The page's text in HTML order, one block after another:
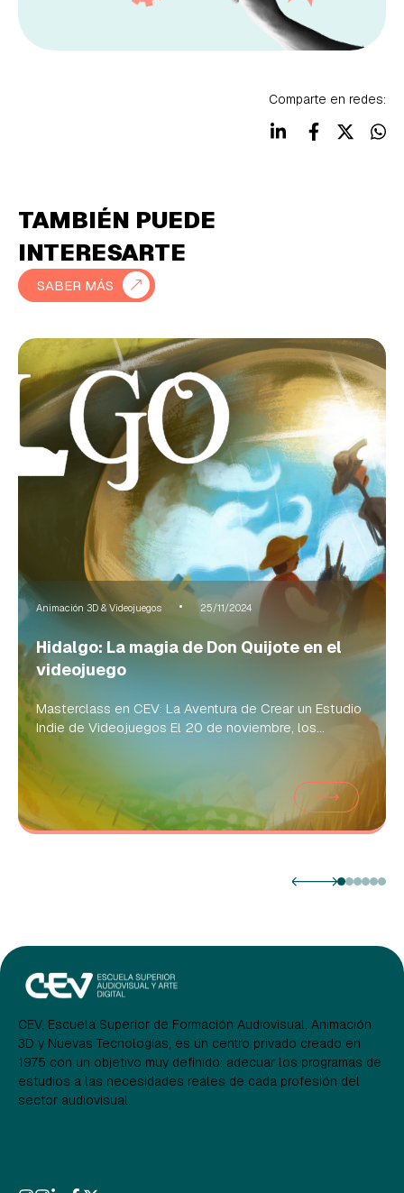
Comparte en redes:
TAMBIÉN PUEDE
INTERESARTE
SABER MÁS
Animación 3D & Videojuegos 25/11/2024
Hidalgo: La magia de Don Quijote en el
videojuego
Masterclass en CEV: La Aventura de Crear un Estudio
Indie de Videojuegos El 20 de noviembre, los...
CEV, Escuela Superior de Formación Audiovisual, Animación
3D y Nuevas Tecnologías, es un centro privado creado en
1975 con un objetivo muy definido: adecuar los programas de
estudios a las necesidades reales de cada profesión del
sector audiovisual.